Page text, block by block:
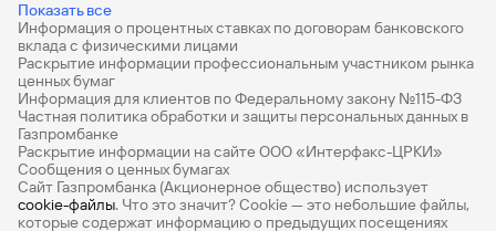
Показать все
Дебетовые карты с бесплатным обслуживанием
Все накопительные счета
Банковские вклады на 3 месяца
Вклады с высоким процентом
Калькулятор вкладов
Информация о процентных ставках по договорам банковского
вклада с физическими лицами
Раскрытие информации профессиональным участником рынка
ценных бумаг
Информация для клиентов по Федеральному закону №115-ФЗ
Частная политика обработки и защиты персональных данных в
Газпромбанке
Раскрытие информации на сайте ООО «Интерфакс-ЦРКИ»
Сообщения о ценных бумагах
Сайт Газпромбанка (Акционерное общество) использует
cookie-файлы. Что это значит? Сookie — это небольшие файлы,
которые содержат информацию о предыдущих посещениях